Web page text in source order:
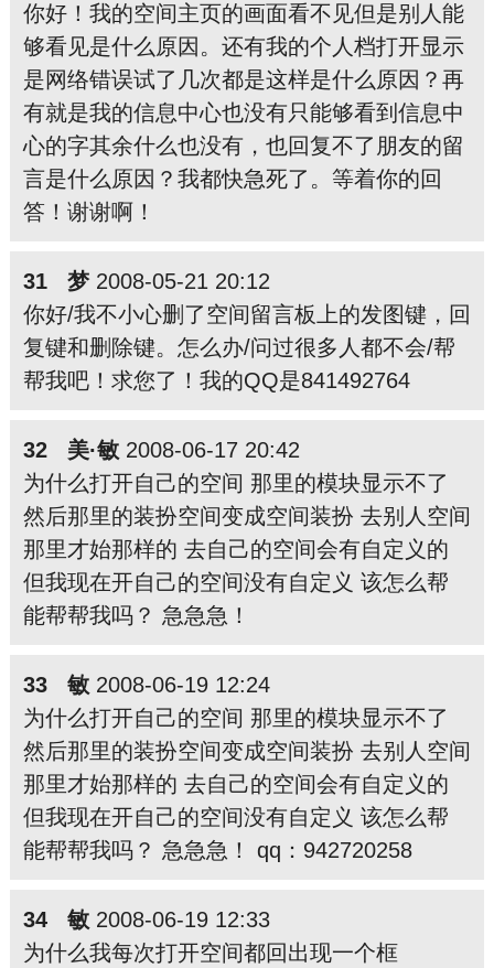
你好！我的空间主页的画面看不见但是别人能
够看见是什么原因。还有我的个人档打开显示
是网络错误试了几次都是这样是什么原因？再
有就是我的信息中心也没有只能够看到信息中
心的字其余什么也没有，也回复不了朋友的留
言是什么原因？我都快急死了。等着你的回
答！谢谢啊！
31 梦2008-05-21 20:12
你好/我不小心删了空间留言板上的发图键，回
复键和删除键。怎么办/问过很多人都不会/帮
帮我吧！求您了！我的QQ是841492764
32 美·敏2008-06-17 20:42
为什么打开自己的空间 那里的模块显示不了
然后那里的装扮空间变成空间装扮 去别人空间
那里才始那样的 去自己的空间会有自定义的
但我现在开自己的空间没有自定义 该怎么帮
能帮帮我吗？ 急急急！
33 敏2008-06-19 12:24
为什么打开自己的空间 那里的模块显示不了
然后那里的装扮空间变成空间装扮 去别人空间
那里才始那样的 去自己的空间会有自定义的
但我现在开自己的空间没有自定义 该怎么帮
能帮帮我吗？ 急急急！ qq：942720258
34 敏2008-06-19 12:33
为什么我每次打开空间都回出现一个框